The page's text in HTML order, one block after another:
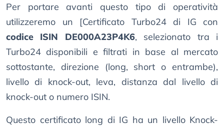
Per portare avanti questo tipo di operatività
utilizzeremo un [Certificato Turbo24 di IG con
codice ISIN DE000A23P4K6, selezionato tra i
Turbo24 disponibili e filtrati in base al mercato
sottostante, direzione (long, short o entrambe),
livello di knock-out, leva, distanza dal livello di
knock-out o numero ISIN.
Questo certificato long di IG ha un livello Knock-